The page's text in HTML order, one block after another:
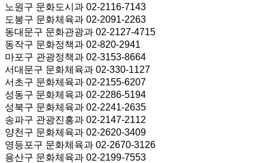
노원구 문화도시과 02-2116-7143
도봉구 문화체육과 02-2091-2263
동대문구 문화관광과 02-2127-4715
동작구 문화정책과 02-820-2941
마포구 관광정책과 02-3153-8664
서대문구 문화체육과 02-330-1127
서초구 문화체육과 02-2155-6207
성동구 문화체육과 02-2286-5194
성북구 문화체육과 02-2241-2635
송파구 관광진흥과 02-2147-2112
양천구 문화체육과 02-2620-3409
영등포구 문화체육과 02-2670-3126
용산구 문화체육과 02-2199-7553